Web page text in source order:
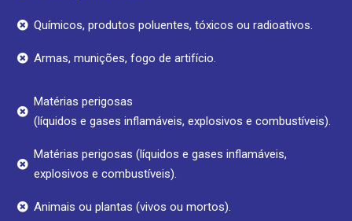
Matérias perigosas
(líquidos e gases inflamáveis, explosivos e combustíveis).
Matérias perigosas (líquidos e gases inflamáveis,
explosivos e combustíveis).
Animais ou plantas (vivos ou mortos).
Químicos, produtos poluentes, tóxicos ou radioativos.
Armas, munições, fogo de artifício.